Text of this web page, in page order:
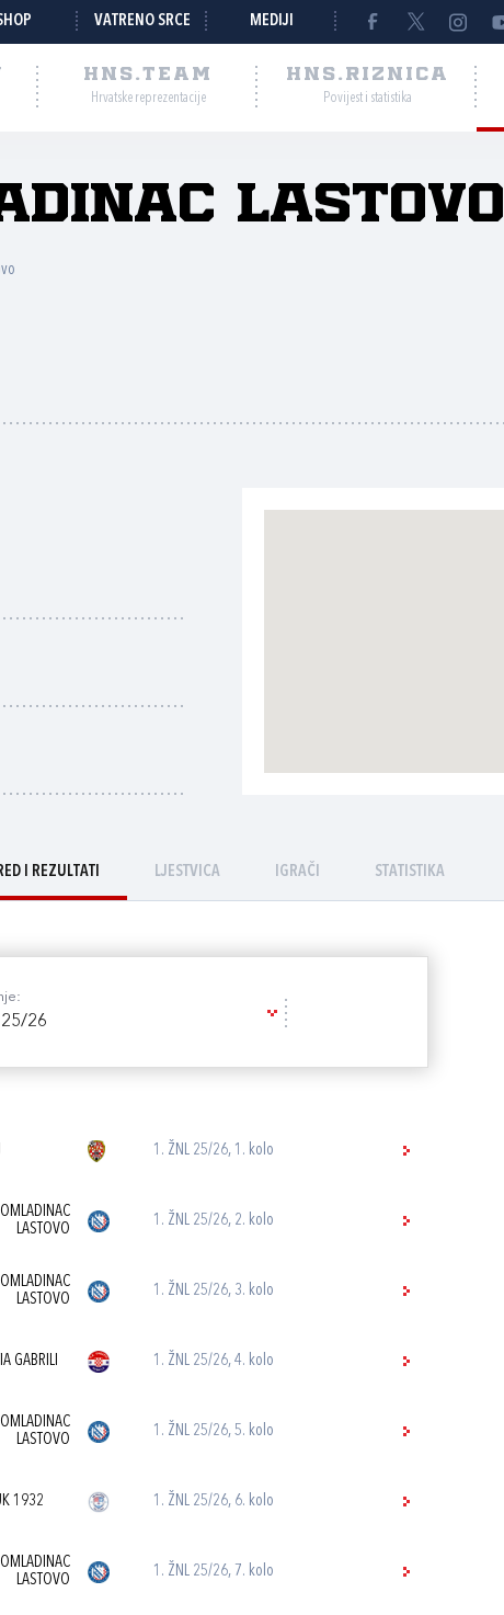
VATRENO SRCE MEDIJI
HNS.TEAM
Hrvatske reprezentacije
HNS.RIZNICA
Povijest i statistika
Lastovo
I REZULTATI LJESTVICA IGRAČI STATISTIKA
25/26
1. ŽNL 25/26, 1. kolo
LASTOVO
1. ŽNL 25/26, 2. kolo
LASTOVO
1. ŽNL 25/26, 3. kolo
GABRILI 1. ŽNL 25/26, 4. kolo
LASTOVO
1. ŽNL 25/26, 5. kolo
1932 1. ŽNL 25/26, 6. kolo
LASTOVO
1. ŽNL 25/26, 7. kolo